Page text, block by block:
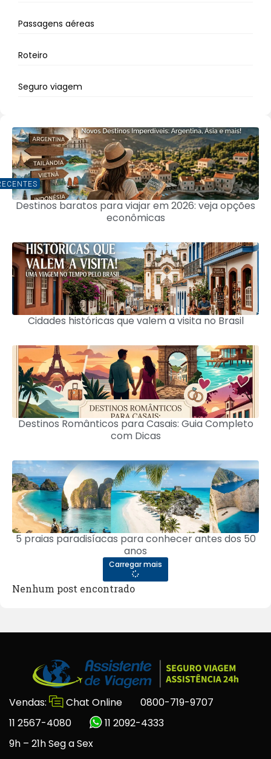
Passagens aéreas
Roteiro
Seguro viagem
Destinos baratos para viajar em 2026: veja opções
econômicas
Cidades históricas que valem a visita no Brasil
Destinos Românticos para Casais: Guia Completo
com Dicas
5 praias paradisíacas para conhecer antes dos 50
anos
Carregar mais
Nenhum post encontrado
Vendas: Chat Online
0800-719-9707
11 2567-4080
11 2092-4333
9h – 21h Seg a Sex